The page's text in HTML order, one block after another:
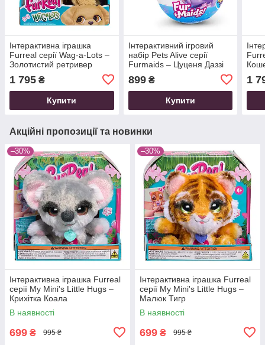
Інтерактивна іграшка
Furreal серії Wag-a-Lots –
Золотистий ретривер
1 795 ₴
Купити
Інтерактивний ігровий
набір Pets Alive серії
Furmaids – Цуценя Даззі
899₴
Купити
1
Акційні пропозиції та новинки
–30%
Інтерактивна іграшка Furreal
серії My Mini's Little Hugs –
Крихітка Коала
В наявності
699 ₴ 995 ₴
–30%
Інтерактивна іграшка Furreal
серії My Mini's Little Hugs –
Малюк Тигр
В наявності
699 ₴ 995 ₴